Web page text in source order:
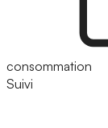
consommation
Suivi